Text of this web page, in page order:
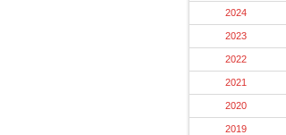
2024
2023
2022
2021
2020
2019